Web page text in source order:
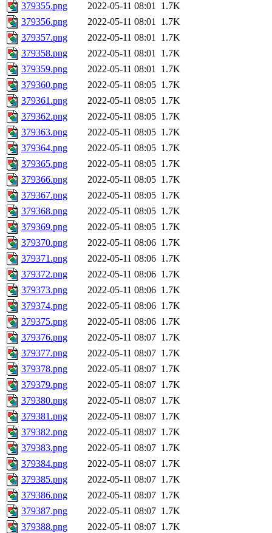
379355.png 2022-05-11 08:01 1.7K
379356.png
2022-05-11 08:01 1.7K
379357.png
2022-05-11 08:01 1.7K
379358.png
2022-05-11 08:01 1.7K
379359.png
2022-05-11 08:01 1.7K
379360.png
2022-05-11 08:05 1.7K
379361.png
2022-05-11 08:05 1.7K
379362.png
2022-05-11 08:05 1.7K
379363.png
2022-05-11 08:05 1.7K
379364.png
2022-05-11 08:05 1.7K
379365.png
2022-05-11 08:05 1.7K
379366.png
2022-05-11 08:05 1.7K
379367.png
2022-05-11 08:05 1.7K
379368.png
2022-05-11 08:05 1.7K
379369.png
2022-05-11 08:05 1.7K
379370.png
2022-05-11 08:06 1.7K
379371.png
2022-05-11 08:06 1.7K
379372.png
2022-05-11 08:06 1.7K
379373.png
2022-05-11 08:06 1.7K
379374.png
2022-05-11 08:06 1.7K
379375.png
2022-05-11 08:06 1.7K
379376.png
2022-05-11 08:07 1.7K
379377.png
2022-05-11 08:07 1.7K
379378.png
2022-05-11 08:07 1.7K
379379.png
2022-05-11 08:07 1.7K
379380.png
2022-05-11 08:07 1.7K
379381.png
2022-05-11 08:07 1.7K
379382.png
2022-05-11 08:07 1.7K
379383.png
2022-05-11 08:07 1.7K
379384.png
2022-05-11 08:07 1.7K
379385.png
2022-05-11 08:07 1.7K
379386.png
2022-05-11 08:07 1.7K
379387.png
2022-05-11 08:07 1.7K
379388.png
2022-05-11 08:07 1.7K